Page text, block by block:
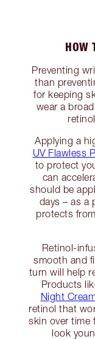
HOW
Preventing
than
for keeping
wear a
Applying a
UV Flawless
to protect
can
should be
days – as a
protects
Retinol-
smooth and
turn will help
Products
Night
retinol that
skin over time
look